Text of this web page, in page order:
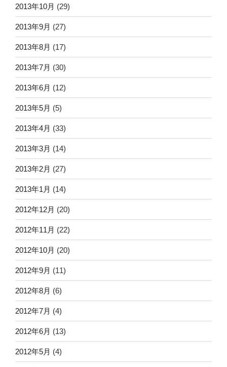
2013年10月 (29)
2013年9月 (27)
2013年8月 (17)
2013年7月 (30)
2013年6月 (12)
2013年5月 (5)
2013年4月 (33)
2013年3月 (14)
2013年2月 (27)
2013年1月 (14)
2012年12月 (20)
2012年11月 (22)
2012年10月 (20)
2012年9月 (11)
2012年8月 (6)
2012年7月 (4)
2012年6月 (13)
2012年5月 (4)